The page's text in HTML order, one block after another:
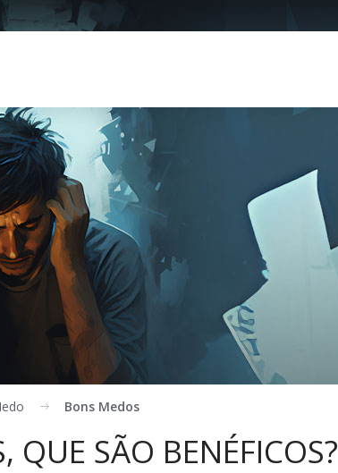
Bons Medos
QUE SÃO BENÉFICOS?